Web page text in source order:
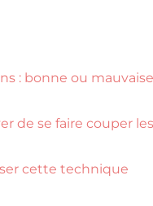
: bonne ou mauvaise
de se faire couper les
cette technique